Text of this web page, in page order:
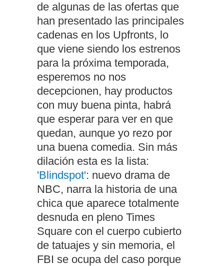
de algunas de las ofertas que
han presentado las principales
cadenas en los Upfronts, lo
que viene siendo los estrenos
para la próxima temporada,
esperemos no nos
decepcionen, hay productos
con muy buena pinta, habrá
que esperar para ver en que
quedan, aunque yo rezo por
una buena comedia. Sin más
dilación esta es la lista:
'Blindspot': nuevo drama de
NBC, narra la historia de una
chica que aparece totalmente
desnuda en pleno Times
Square con el cuerpo cubierto
de tatuajes y sin memoria, el
FBI se ocupa del caso porque